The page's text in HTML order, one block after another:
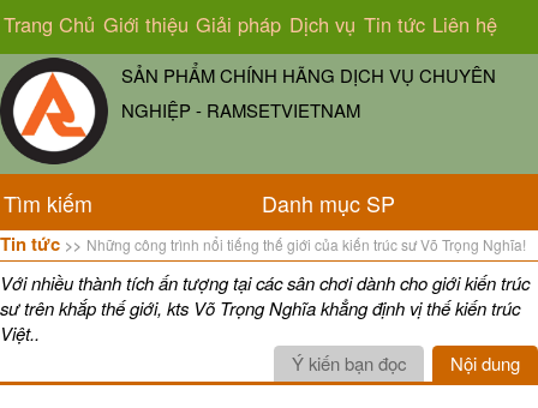
Trang Chủ Giới thiệu Giải pháp Dịch vụ Tin tức Liên hệ
SẢN PHẨM CHÍNH HÃNG DỊCH VỤ CHUYÊN
NGHIỆP - RAMSETVIETNAM
Tìm kiếm Danh mục SP
Tin tức >> Những công trình nổi tiếng thế giới của kiến trúc sư Võ Trọng Nghĩa!
Với nhiều thành tích ấn tượng tại các sân chơi dành cho giới kiến trúc
sư trên khắp thế giới, kts Võ Trọng Nghĩa khẳng định vị thế kiến trúc
Việt..
Nội dung
Ý kiến bạn đọc